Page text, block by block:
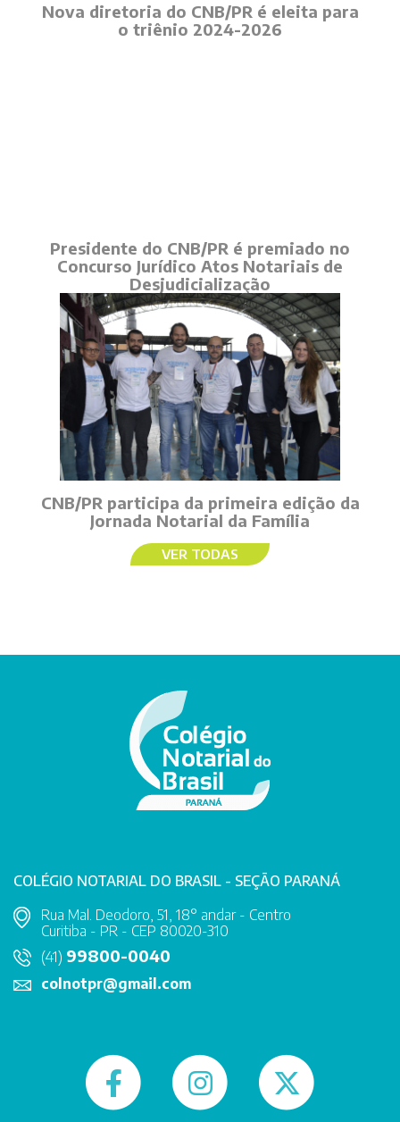
Nova diretoria do CNB/PR é eleita para
o triênio 2024-2026
Presidente do CNB/PR é premiado no
Concurso Jurídico Atos Notariais de
Desjudicialização
CNB/PR participa da primeira edição da
Jornada Notarial da Família
VER TODAS
COLÉGIO NOTARIAL DO BRASIL - SEÇÃO PARANÁ
Rua Mal. Deodoro, 51, 18° andar - Centro
Curitiba - PR - CEP 80020-310
(41) 99800-0040
colnotpr@gmail.com